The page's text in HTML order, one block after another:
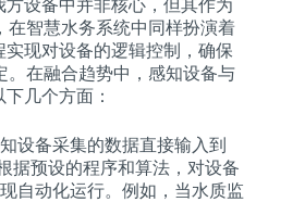
设备中并非核心，但其作为
在智慧水务系统中同样扮演着
现对设备的逻辑控制，确保
。在融合趋势中，感知设备与
几个方面：
知设备采集的数据直接输入到
据预设的程序和算法，对设备
自动化运行。例如，当水质监